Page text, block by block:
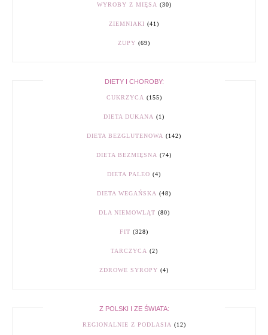
WYROBY Z MIĘSA (30)
ZIEMNIAKI (41)
ZUPY (69)
DIETY I CHOROBY:
CUKRZYCA (155)
DIETA DUKANA (1)
DIETA BEZGLUTENOWA (142)
DIETA BEZMIĘSNA (74)
DIETA PALEO (4)
DIETA WEGAŃSKA (48)
DLA NIEMOWLĄT (80)
FIT (328)
TARCZYCA (2)
ZDROWE SYROPY (4)
Z POLSKI I ZE ŚWIATA:
REGIONALNIE Z PODLASIA (12)